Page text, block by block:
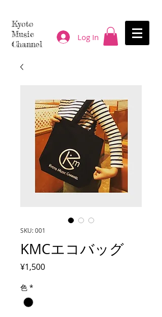
Kyoto
Music
Channel
Log In
SKU: 001
KMCエコバッグ
¥1,500Price
色 *